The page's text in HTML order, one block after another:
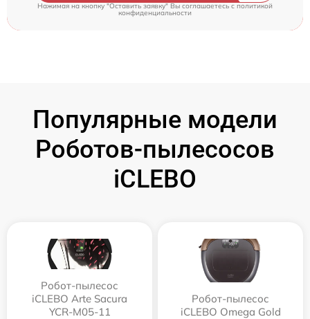
Нажимая на кнопку "Оставить заявку" Вы соглашаетесь cполитикой
конфиденциальности
Популярные модели
Роботов-пылесосов
iCLEBO
Робот-пылесос
iCLEBO Arte Sacura
YCR-M05-11
Робот-пылесос
iCLEBO Omega Gold